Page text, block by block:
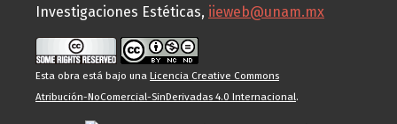
Investigaciones Estéticas, iieweb@unam.mx
Esta obra está bajo una Licencia Creative Commons
Atribución-NoComercial-SinDerivadas 4.0 Internacional.